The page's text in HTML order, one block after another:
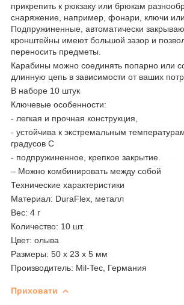
прикрепить к рюкзаку или брюкам
снаряжение, например, фонари, ключи или
Подпружиненные, автоматически
кронштейны имеют большой зазор и
переносить предметы.
Карабины можно соединять попарно или
длинную цепь в зависимости от ваших
В наборе 10 штук
Ключевые особенности:
- легкая и прочная конструкция,
- устойчива к экстремальным
градусов С
- подпружиненное, крепкое закрытие.
– Можно комбинировать между собой
Технические характеристики
Материал: DuraFlex, металл
Вес: 4 г
Количество: 10 шт.
Цвет: олыва
Размеры: 50 x 23 x 5 мм
Производитель: Mil-Tec, Германия
Приховати